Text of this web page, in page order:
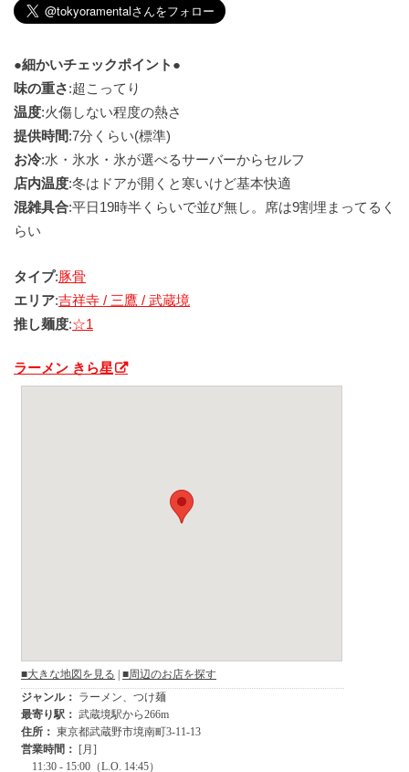
●細かいチェックポイント●
味の重さ:超こってり
温度:火傷しない程度の熱さ
提供時間:7分くらい(標準)
お冷:水・氷水・氷が選べるサーバーからセルフ
店内温度:冬はドアが開くと寒いけど基本快適
混雑具合:平日19時半くらいで並び無し。席は9割埋まってるく
らい
タイプ:豚骨
エリア:吉祥寺 / 三鷹 / 武蔵境
推し麺度:☆1
ラーメン きら星